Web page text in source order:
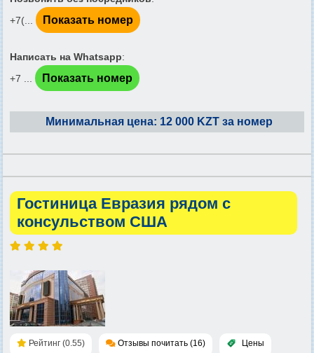
+7(...
Показать номер
Написать на Whatsapp:
+7 ...
Показать номер
Минимальная цена: 12 000 KZT за номер
Гостиница Евразия рядом с
консульством США
Рейтинг (0.55) Отзывы почитать (16) Цены